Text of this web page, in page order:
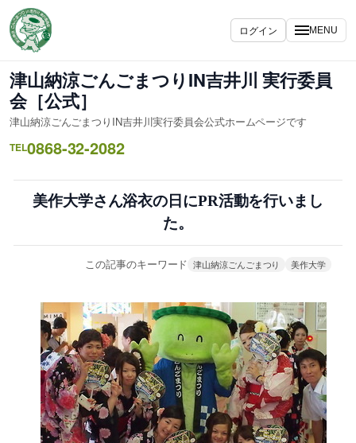
容
を
ス
キ
ッ
プ
ログイン MENU
津山納涼ごんごまつりIN吉井川 実行委員
会［公式］
津山納涼ごんごまつりIN吉井川実行委員会公式ホームページです
TEL0868-32-2082
美作大学さん浴衣の日にPR活動を行いまし
た。
この記事のキーワード 津山納涼ごんごまつり 美作大学